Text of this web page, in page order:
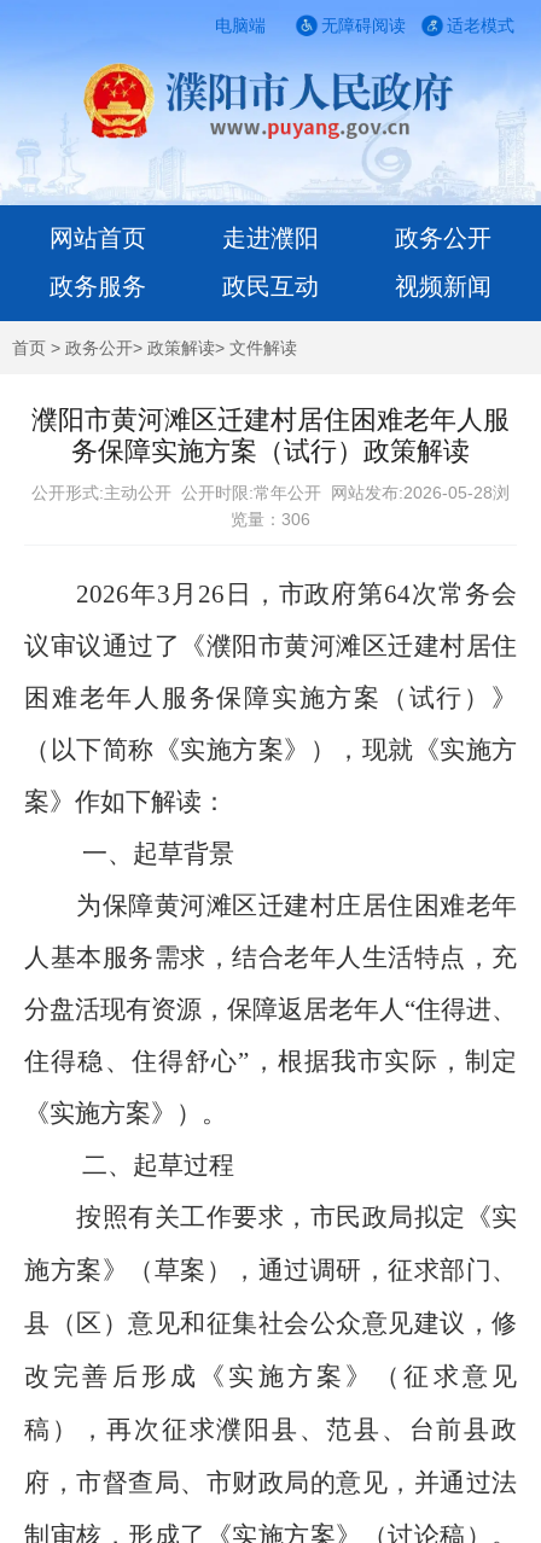
电脑端 适老模式
无障碍阅读
网站首页 走进濮阳
政务公开
政务服务
政民互动 视频新闻
首页 > 政务公开> 政策解读> 文件解读
濮阳市黄河滩区迁建村居住困难老年人服
务保障实施方案（试行）政策解读
公开形式:主动公开 公开时限:常年公开
网站发布:2026-05-28浏
览量： 306
2026年3月26日，市政府第64次常务会
议审议通过了《濮阳市黄河滩区迁建村居住
困难老年人服务保障实施方案（试行）》
（以下简称《实施方案》），现就《实施方
案》作如下解读：
一、起草背景
为保障黄河滩区迁建村庄居住困难老年
人基本服务需求，结合老年人生活特点，充
分盘活现有资源，保障返居老年人“住得进、
住得稳、住得舒心”，根据我市实际，制定
《实施方案》）。
二、起草过程
按照有关工作要求，市民政局拟定《实
施方案》（草案），通过调研， 征求部门、
县 （ 区 ） 意见和征集社会公众意见建议， 修
改完善后形成
《实施方案》（征求意见
稿）
，再次征求濮阳县、范县、台前县政
府，市督查局、市财政局的意见，并通过法
制审核，形成了《实施方案》（讨论稿）。